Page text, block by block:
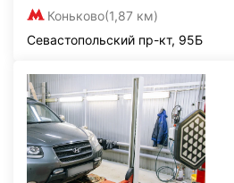
Коньково(1,87 км)
Севастопольский пр-кт, 95Б